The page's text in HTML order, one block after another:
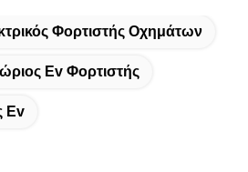
Φορτιστής Οχημάτων
Ev Φορτιστής
Ev